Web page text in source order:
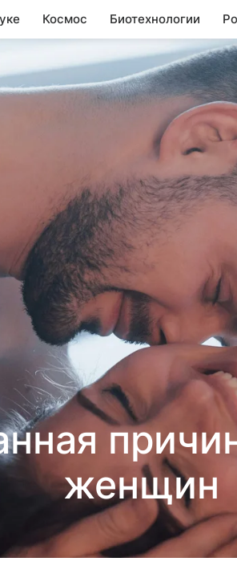
Космос Биотехнологии
женщин